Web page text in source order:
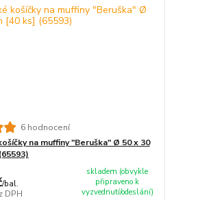
6 hodnocení
na muffiny "Beruška" Ø 50 x 30
/bal.
DPH
skladem (obvykle
připraveno k
vyzvednutí/odeslání)